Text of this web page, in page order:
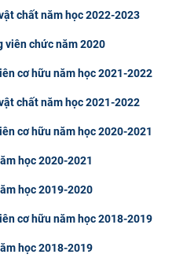
chất năm học 2022-2023
viên chức năm 2020
cơ hữu năm học 2021-2022
chất năm học 2021-2022
cơ hữu năm học 2020-2021
học 2020-2021
học 2019-2020
cơ hữu năm học 2018-2019
học 2018-2019